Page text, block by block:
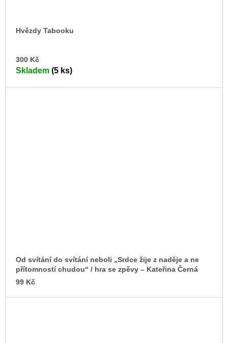
Hvězdy Tabooku
300 Kč
Skladem (5 ks)
Od svítání do svítání neboli „Srdce žije z naděje a ne
přítomností chudou“ / hra se zpěvy – Kateřina Černá
99 Kč